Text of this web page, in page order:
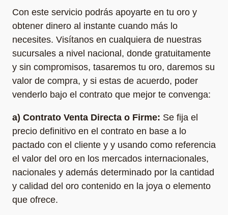
Con este servicio podrás apoyarte en tu oro y
obtener dinero al instante cuando más lo
necesites. Visítanos en cualquiera de nuestras
sucursales a nivel nacional, donde gratuitamente
y sin compromisos, tasaremos tu oro, daremos su
valor de compra, y si estas de acuerdo, poder
venderlo bajo el contrato que mejor te convenga:
a) Contrato Venta Directa o Firme: Se fija el
precio definitivo en el contrato en base a lo
pactado con el cliente y y usando como referencia
el valor del oro en los mercados internacionales,
nacionales y además determinado por la cantidad
y calidad del oro contenido en la joya o elemento
que ofrece.